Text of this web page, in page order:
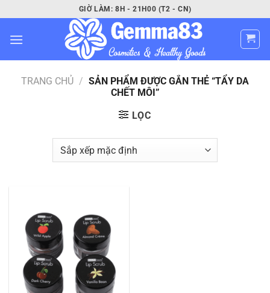
qua
nội
GIỜ LÀM: 8H - 21H00 (T2 - CN)
TRANG CHỦ / SẢN PHẨM ĐƯỢC GẮN THẺ “TẨY DA
CHẾT MÔI”
LỌC